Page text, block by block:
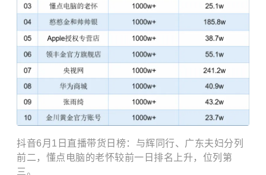
抖音6月1日直播带货日榜：与辉同行、广东夫妇分列
前二，懂点电脑的老怀较前一日排名上升，位列第
三。